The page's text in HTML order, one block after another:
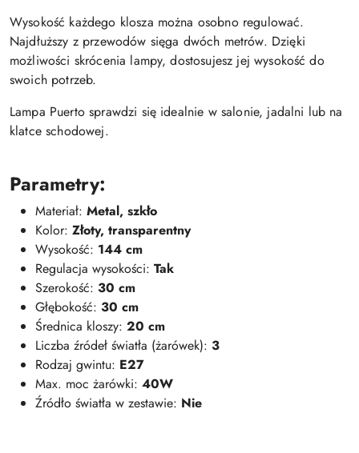
Wysokość każdego klosza można osobno regulować.
Najdłuższy z przewodów sięga dwóch metrów. Dzięki
możliwości skrócenia lampy, dostosujesz jej wysokość do
swoich potrzeb.
Lampa Puerto sprawdzi się idealnie w salonie, jadalni lub na
klatce schodowej.
Parametry:
Materiał: Metal, szkło
Kolor: Złoty, transparentny
Wysokość: 144 cm
Regulacja wysokości: Tak
Szerokość: 30 cm
Głębokość: 30 cm
Średnica kloszy: 20 cm
Liczba źródeł światła (żarówek): 3
Rodzaj gwintu: E27
Max. moc żarówki: 40W
Źródło światła w zestawie: Nie